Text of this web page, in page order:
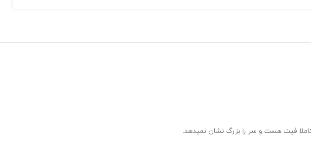
فیت هست و سر را بزرگ نشان نمیدهد.